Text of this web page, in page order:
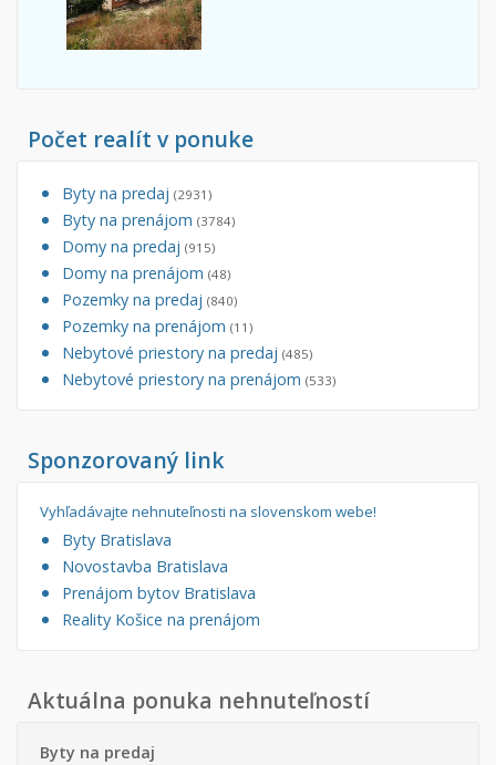
Počet realít v ponuke
Byty na predaj (2931)
Byty na prenájom (3784)
Domy na predaj (915)
Domy na prenájom (48)
Pozemky na predaj (840)
Pozemky na prenájom (11)
Nebytové priestory na predaj (485)
Nebytové priestory na prenájom (533)
Sponzorovaný link
Vyhľadávajte nehnuteľnosti na slovenskom webe!
Byty Bratislava
Novostavba Bratislava
Prenájom bytov Bratislava
Reality Košice na prenájom
Aktuálna ponuka nehnuteľností
Byty na predaj